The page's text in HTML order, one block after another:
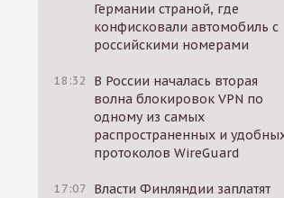
Германии страной, где
конфисковали автомобиль с
российскими номерами
18:32
В России началась вторая
волна блокировок VPN по
одному из самых
распространенных и
протоколов WireGuard
17:07 Власти Финляндии заплатят